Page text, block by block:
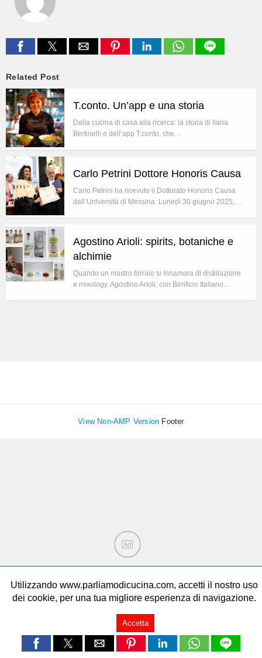
Related Post
T.conto. Un’app e una storia
Dalla cucina di casa alla ricerca: la storia di Ilaria
Bertinelli e dell’app T.conto, che…
Carlo Petrini Dottore Honoris Causa
Carlo Petrini ha ricevuto il Dottorato Honoris Causa
dall’Università di Messina. Lunedì 30 giugno 2025,…
Agostino Arioli: spirits, botaniche e
alchimie
Quando un mastro birraio si innamora di distillazione
e mixology. Agostino Arioli, con Birrificio Italiano…
View Non-AMP Version Footer
Utilizzando www.parliamodicucina.com, accetti il nostro uso
dei cookie, per una tua migliore esperienza di navigazione.
Accetta
Ad